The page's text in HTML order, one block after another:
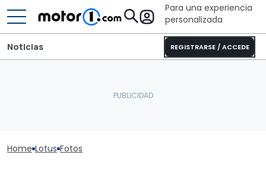
Para una experiencia
personalizada
REGISTRARSE / ACCEDE
Noticias
Home Lotus Fotos